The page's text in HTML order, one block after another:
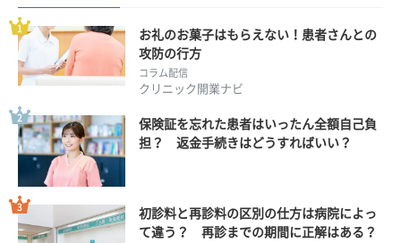
お礼のお菓子はもらえない！患者さんとの
攻防の行方
コラム配信
クリニック開業ナビ
保険証を忘れた患者はいったん全額自己負
担？ 返金手続きはどうすればいい？
初診料と再診料の区別の仕方は病院によっ
て違う？ 再診までの期間に正解はある？